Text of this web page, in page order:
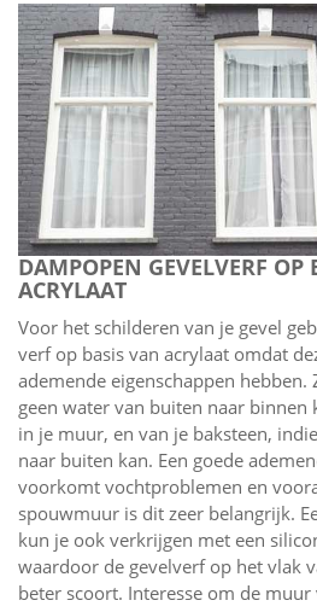
DAMPOPEN GEVELVERF OP
ACRYLAAT
Voor het schilderen van je gevel
verf op basis van acrylaat omdat
ademende eigenschappen
geen water van buiten naar binnen
in je muur, en van je baksteen,
naar buiten kan. Een goede
voorkomt vochtproblemen en
spouwmuur is dit zeer belangrijk.
kun je ook verkrijgen met een
waardoor de gevelverf op het vlak
beter scoort. Interesse om de muur